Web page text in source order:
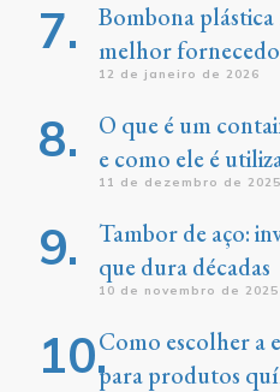
Bombona
melhor
12 de janeiro de 2026
O que é um
e como ele é
11 de dezembro de 2025
Tambor de aço:
que dura décadas
10 de novembro de 2025
Como escolher a
para produtos